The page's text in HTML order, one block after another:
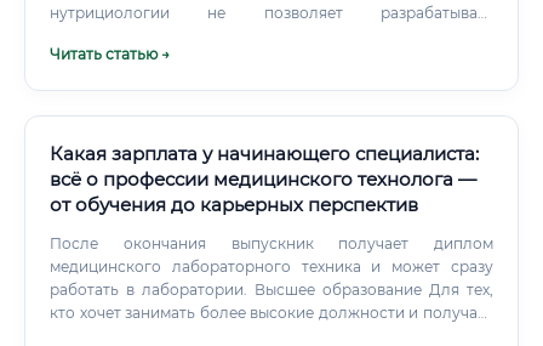
нутрициологии не позволяет разрабатывать
подготовки.
Читать статью →
Какая зарплата у начинающего специалиста:
всё о профессии медицинского технолога —
от обучения до карьерных перспектив
После окончания выпускник получает диплом
медицинского лабораторного техника и может сразу
работать в лаборатории. Высшее образование Для тех,
кто хочет занимать более высокие должности и получать